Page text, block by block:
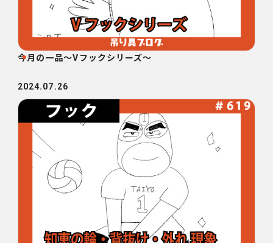
今月の一品～Vフックシリーズ～
2024.07.26